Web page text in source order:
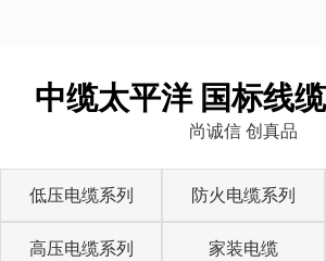
中缆太平洋 国标线
尚诚信 创真品
低压电缆系列 防火电缆系列
高压电缆系列 家装电缆